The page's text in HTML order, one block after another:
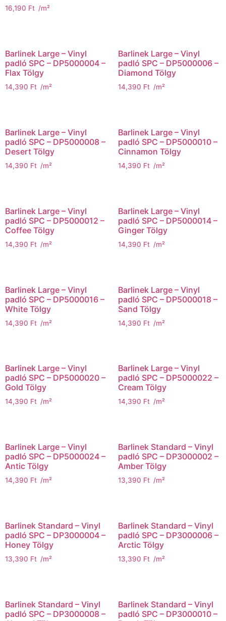
16,190 Ft /m²
Barlinek Large – Vinyl
padló SPC – DP5000004 –
Flax Tölgy
14,390 Ft /m²
Barlinek Large – Vinyl
padló SPC – DP5000006 –
Diamond Tölgy
14,390 Ft /m²
Barlinek Large – Vinyl
padló SPC – DP5000008 –
Desert Tölgy
14,390 Ft /m²
Barlinek Large – Vinyl
padló SPC – DP5000010 –
Cinnamon Tölgy
14,390 Ft /m²
Barlinek Large – Vinyl
padló SPC – DP5000012 –
Coffee Tölgy
14,390 Ft /m²
Barlinek Large – Vinyl
padló SPC – DP5000014 –
Ginger Tölgy
14,390 Ft /m²
Barlinek Large – Vinyl
padló SPC – DP5000016 –
White Tölgy
14,390 Ft /m²
Barlinek Large – Vinyl
padló SPC – DP5000018 –
Sand Tölgy
14,390 Ft /m²
Barlinek Large – Vinyl
padló SPC – DP5000020 –
Gold Tölgy
14,390 Ft /m²
Barlinek Large – Vinyl
padló SPC – DP5000022 –
Cream Tölgy
14,390 Ft /m²
Barlinek Large – Vinyl
padló SPC – DP5000024 –
Antic Tölgy
14,390 Ft /m²
Barlinek Standard – Vinyl
padló SPC – DP3000002 –
Amber Tölgy
13,390 Ft /m²
Barlinek Standard – Vinyl
padló SPC – DP3000004 –
Honey Tölgy
13,390 Ft /m²
Barlinek Standard – Vinyl
padló SPC – DP3000006 –
Arctic Tölgy
13,390 Ft /m²
Barlinek Standard – Vinyl
padló SPC – DP3000008 –
Barlinek Standard – Vinyl
padló SPC – DP3000010 –